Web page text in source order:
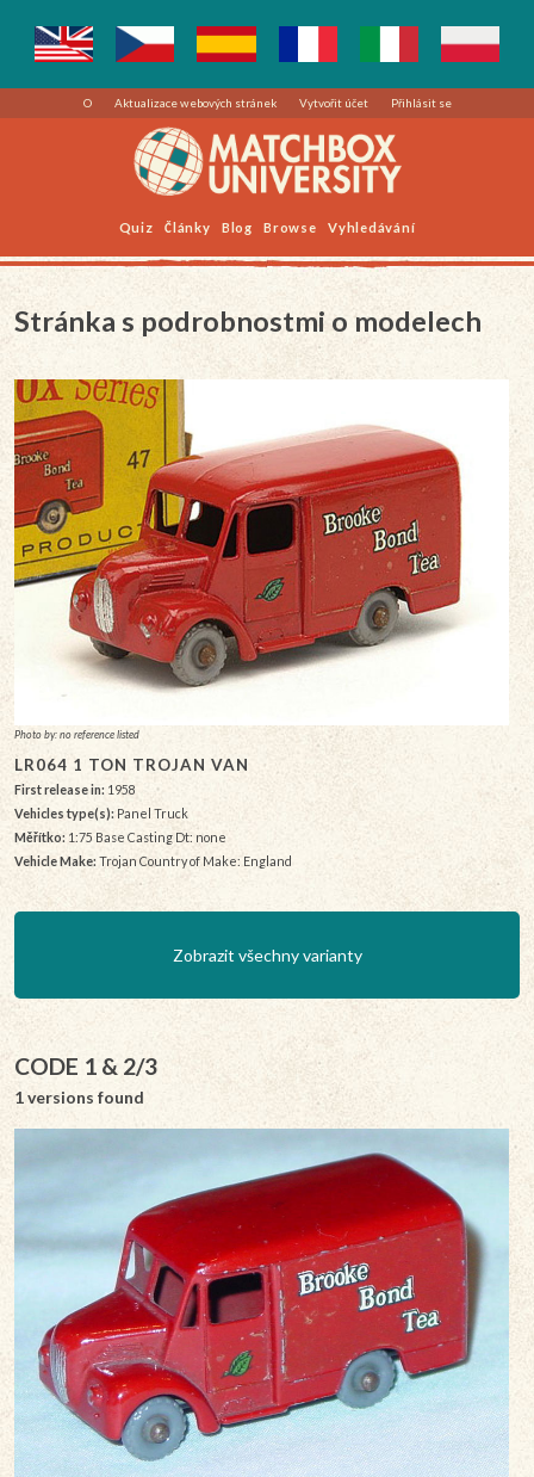
O Aktualizace webových stránek Vytvořit účet Přihlásit se
Quiz Články Blog Browse Vyhledávání
Stránka s podrobnostmi o modelech
Photo by: no reference listed
LR064 1 TON TROJAN VAN
First release in: 1958
Vehicles type(s):Panel Truck
Měřítko: 1:75 Base Casting Dt: none
Vehicle Make: Trojan Country of Make: England
Zobrazit všechny varianty
CODE 1 & 2/3
1 versions found